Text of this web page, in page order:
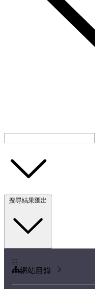
:::
網站目錄